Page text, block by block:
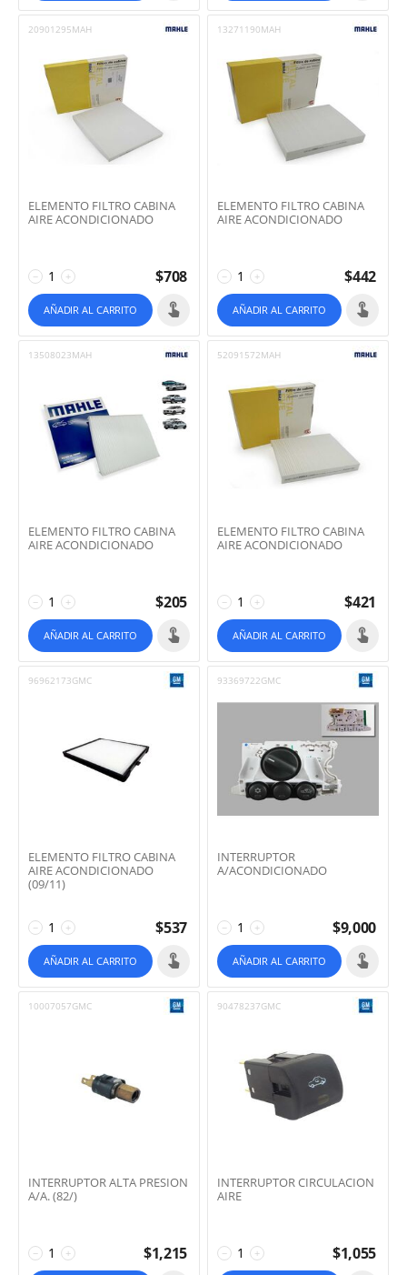
20901295MAH
ELEMENTO FILTRO CABINA
AIRE ACONDICIONADO
+
− $708
AÑADIR AL CARRITO
13271190MAH
ELEMENTO FILTRO CABINA
AIRE ACONDICIONADO
+
− $442
AÑADIR AL CARRITO
13508023MAH
ELEMENTO FILTRO CABINA
AIRE ACONDICIONADO
+
− $205
AÑADIR AL CARRITO
52091572MAH
ELEMENTO FILTRO CABINA
AIRE ACONDICIONADO
+
− $421
AÑADIR AL CARRITO
96962173GMC
ELEMENTO FILTRO CABINA
AIRE ACONDICIONADO
(09/11)
+
− $537
AÑADIR AL CARRITO
93369722GMC
INTERRUPTOR
A/ACONDICIONADO
+
− $9,000
AÑADIR AL CARRITO
10007057GMC
INTERRUPTOR ALTA PRESION
A/A. (82/)
+
− $1,215
90478237GMC
INTERRUPTOR CIRCULACION
AIRE
+
− $1,055